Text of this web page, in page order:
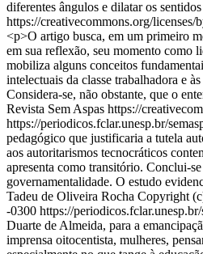
diferentes ângulos e dilatar os
https://creativecommons.org/licenses/
<p>O artigo busca, em um primeiro
em sua reflexão, seu momento como
mobiliza alguns conceitos
intelectuais da classe trabalhadora e
Considera-se, não obstante, que o
Revista Sem Aspas https://
https://periodicos.fclar.unesp.br/
pedagógico que justificaria a tutela
aos autoritarismos tecnocráticos
apresenta como transitório. Conclui-
governamentalidade. O estudo
Tadeu de Oliveira Rocha Copyright
-0300 https://
Duarte de Almeida, para a
imprensa oitocentista, mulheres,